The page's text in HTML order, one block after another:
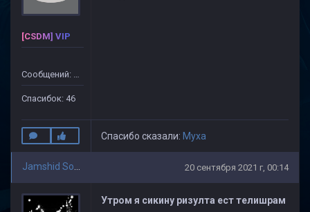
[CSDM] VIP
Сообщений: 499
Спасибок: 46
Спасибо сказали: Myxa
20 сентября 2021 г, 00:14
Утром я сикину ризулта ест телишрам